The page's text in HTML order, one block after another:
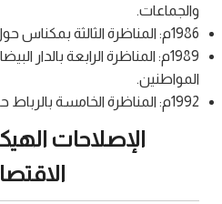
والجماعات.
1986م: المناظرة الثالثة بمكناس حول التشارك.
1989م: المناظرة الرابعة بالدار
المواطنين.
1992م: المناظرة الخامسة بالرباط حول الحوار والتفاعل.
الإصلاحات